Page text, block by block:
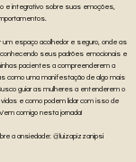
e integrativo sobre suas emoções,
espaço acolhedor e seguro, onde as
seus padrões emocionais e
pacientes a compreenderem a
como uma manifestação de algo mais
guiar as mulheres a entenderem o
e como podem lidar com isso de
comigo nesta jornada!
a ansiedade: @luizapizzanipsi